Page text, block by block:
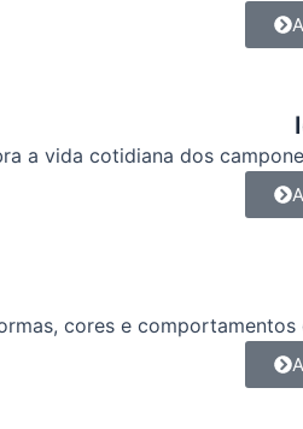
a vida cotidiana dos
cores e